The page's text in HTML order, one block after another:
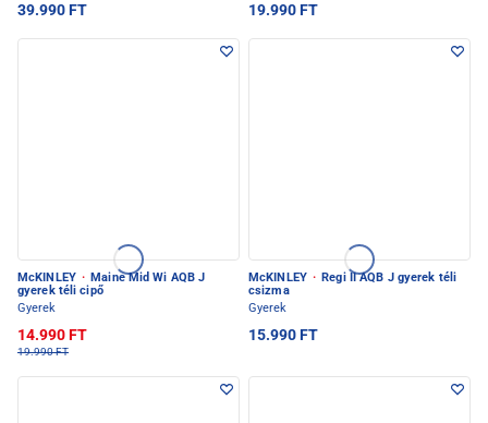
39.990 FT 19.990 FT
McKINLEY · Maine Mid Wi AQB J
gyerek téli cipő
Gyerek
14.990 FT
19.990 FT
McKINLEY · Regi II AQB J gyerek téli
csizma
Gyerek
15.990 FT